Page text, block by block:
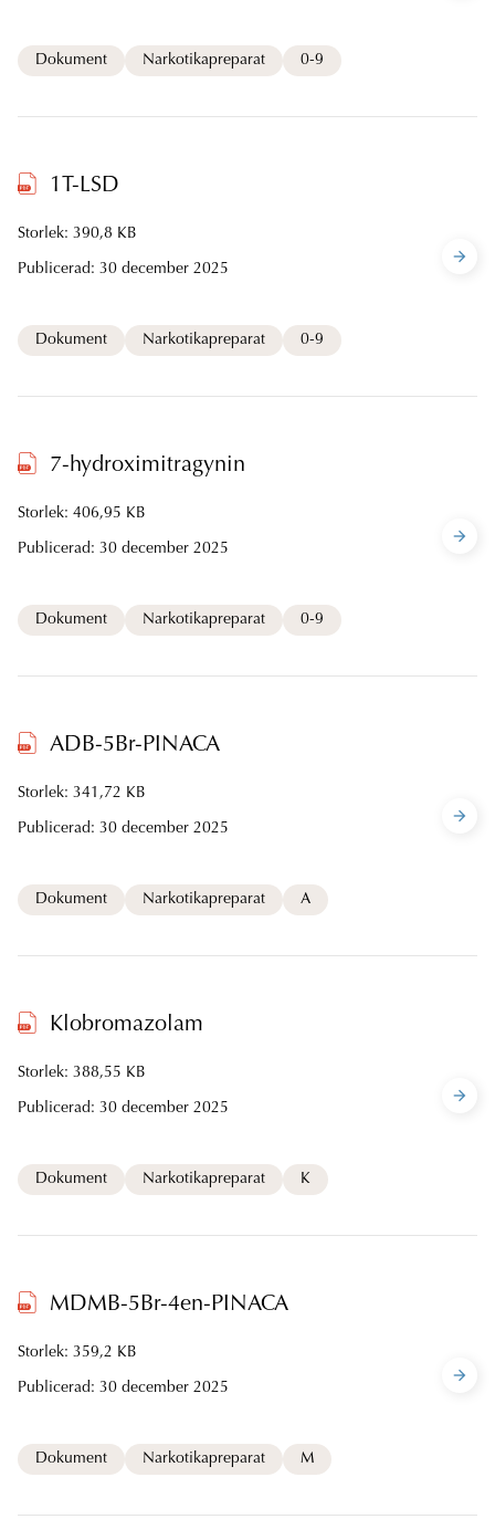
Dokument Narkotikapreparat 0-9
1T-LSD
Storlek: 390,8 KB
Publicerad: 30 december 2025
Dokument Narkotikapreparat 0-9
7-hydroximitragynin
Storlek: 406,95 KB
Publicerad: 30 december 2025
Dokument Narkotikapreparat 0-9
ADB-5Br-PINACA
Storlek: 341,72 KB
Publicerad: 30 december 2025
Dokument Narkotikapreparat A
Klobromazolam
Storlek: 388,55 KB
Publicerad: 30 december 2025
Dokument Narkotikapreparat K
MDMB-5Br-4en-PINACA
Storlek: 359,2 KB
Publicerad: 30 december 2025
Dokument Narkotikapreparat M